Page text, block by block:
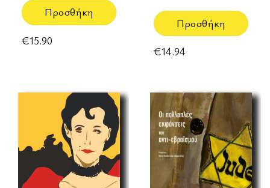
Προσθήκη
€15.90
Προσθήκη
€14.94